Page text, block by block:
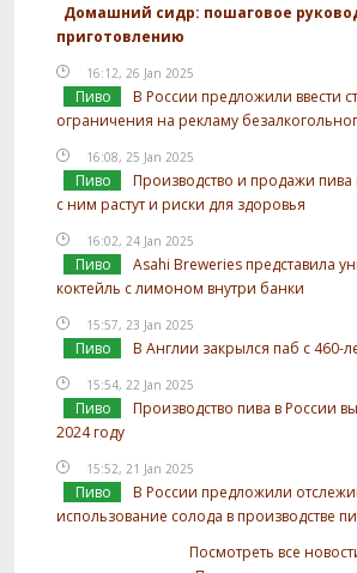
Домашний сидр: пошаговое
приготовлению
16:12, 26 Jan 2025
Пиво
В России предложили ввести
ограничения на рекламу
16:08, 25 Jan 2025
Пиво
Производство и продажи пива
с ним растут и риски для здоровья
16:02, 24 Jan 2025
Пиво
Asahi Breweries представила
коктейль с лимоном внутри банки
15:57, 23 Jan 2025
Пиво В Англии закрылся паб с 460-
15:54, 22 Jan 2025
Пиво
Производство пива в России
2024 году
15:52, 21 Jan 2025
Пиво
В России предложили
использование солода в производстве
Посмотреть все